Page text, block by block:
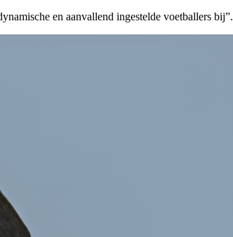
en aanvallend ingestelde voetballers bij”.